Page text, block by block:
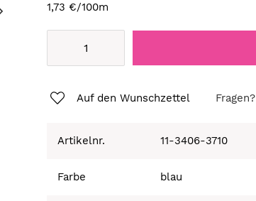
1,73 €/100m
Auf den Wunschzettel Fragen?
Artikelnr. 11-3406-3710
Farbe blau